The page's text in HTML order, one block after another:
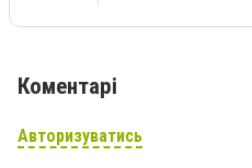
Коментарі
Авторизуватись